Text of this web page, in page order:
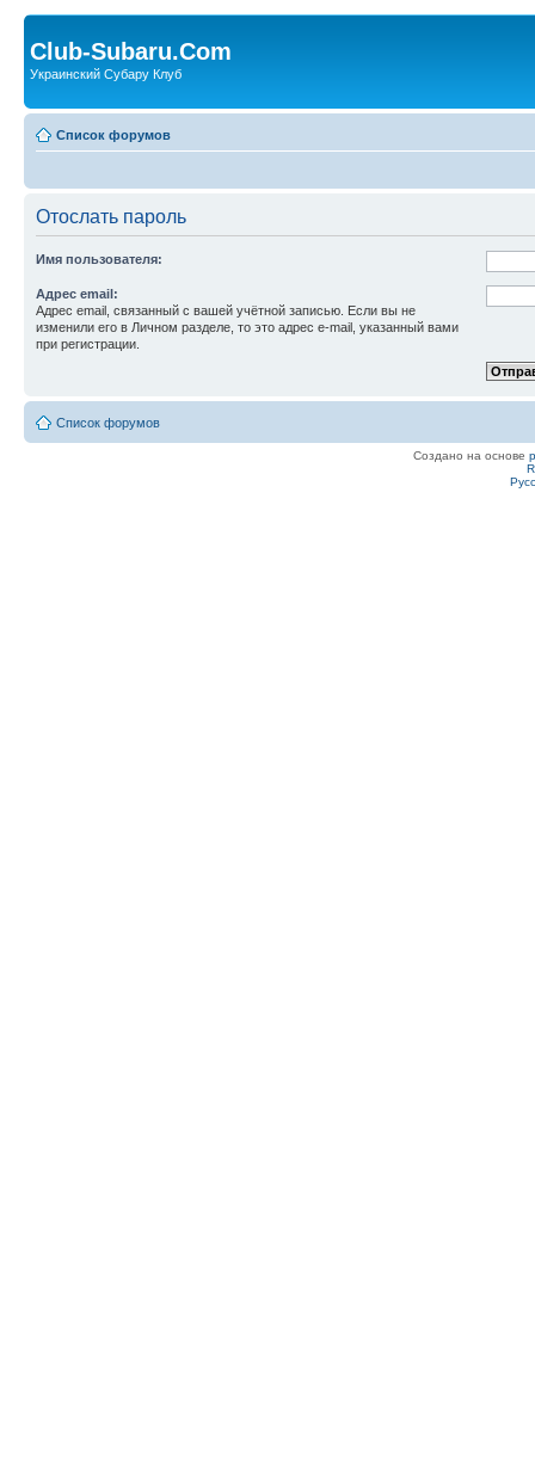
Club-Subaru.Com
Украинский Субару Клуб
Список форумов
Отослать пароль
Имя пользователя:
Адрес email:
Адрес email, связанный с вашей учётной записью. Если вы не
изменили его в Личном разделе, то это адрес e-mail, указанный вами
при регистрации.
Список форумов
Создано на основе